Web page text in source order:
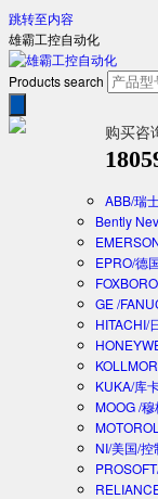
跳转至内容
雄霸工控自动化
Products search
购买咨
ABB/瑞
Bently
EPRO/德
GE /
HITACHI/
KUKA/库
MOOG /
NI/美国/